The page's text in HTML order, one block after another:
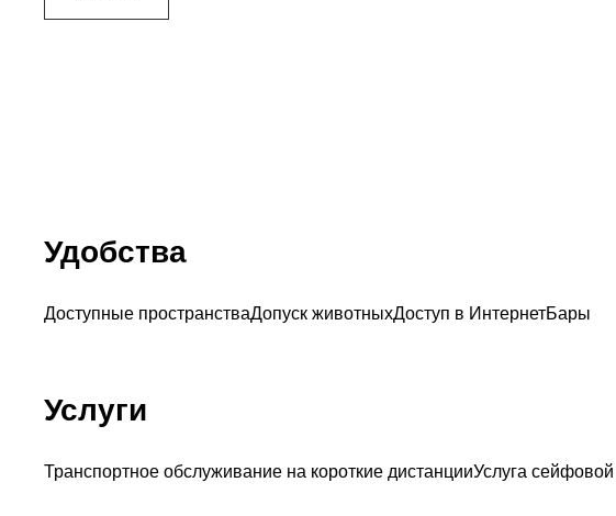
Удобства
Доступные пространстваДопуск животныхДоступ в ИнтернетБары
Услуги
Транспортное обслуживание на короткие дистанцииУслуга сейфовой